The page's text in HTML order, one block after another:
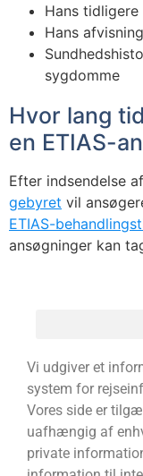
Hans tidligere
Hans
sygdomme
Hvor lang
en ETIAS-
Efter indsendelse
gebyret vil
ETIAS-
ansøgninger kan
Vi udgiver et
system for
Vores side er
uafhængig af
private